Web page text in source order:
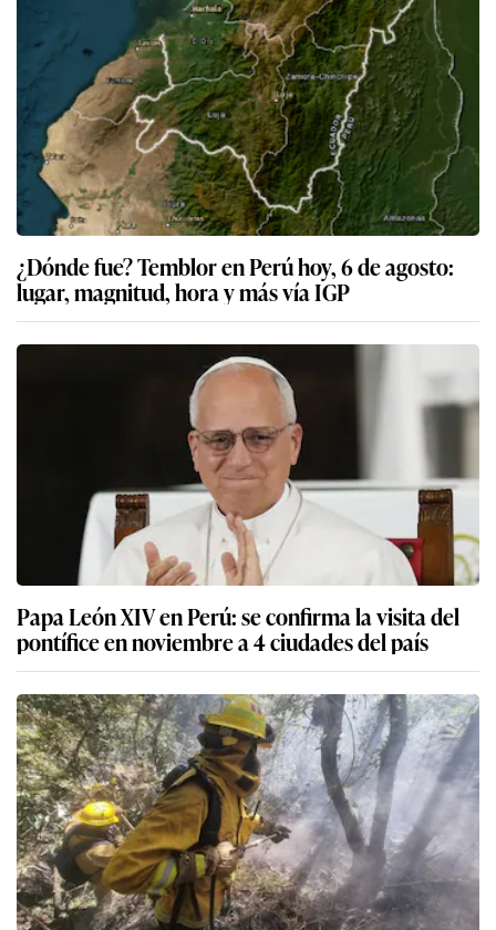
¿Dónde fue? Temblor en Perú hoy, 6 de agosto:
lugar, magnitud, hora y más vía IGP
Papa León XIV en Perú: se confirma la visita del
pontífice en noviembre a 4 ciudades del país